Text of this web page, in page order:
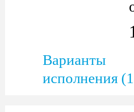
Варианты
исполнения